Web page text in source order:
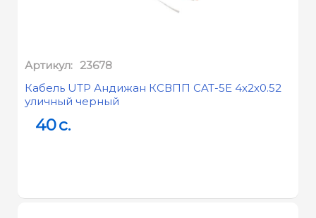
Артикул: 23678
Кабель UTP Андижан КСВПП CAT-5E 4х2х0.52
уличный черный
40c.